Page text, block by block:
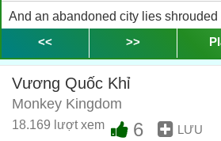
And an abandoned city lies shrouded
Và một thành phố bị bỏ hoang bao quanh
The kings who once reigned here
Các vị vua trị vì nơi đây giờ đã mãi xa.
These days. there's a new dynasty in
<< >>
Vương Quốc Khỉ
Monkey Kingdom
18.169 lượt xem 6 LƯU